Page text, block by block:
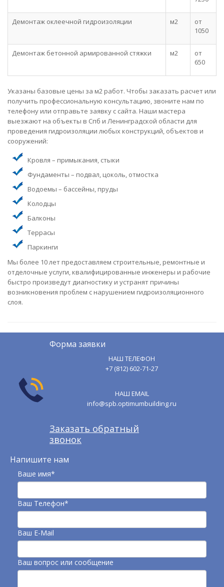
Демонтаж оклеечной гидроизоляции м2
от
1050
Демонтаж бетонной армированной стяжки м2
от
650
Указаны базовые цены за м2 работ. Чтобы заказать расчет или
получить профессиональную консультацию, звоните нам по
телефону или отправьте заявку с сайта. Наши мастера
выезжают на объекты в Спб и Ленинградской области для
проведения гидроизоляции любых конструкций, объектов и
сооружений:
Кровля – примыкания, стыки
Фундаменты – подвал, цоколь, отмостка
Водоемы – бассейны, пруды
Колодцы
Балконы
Террасы
Паркинги
Мы более 10 лет предоставляем строительные, ремонтные и
отделочные услуги, квалифицированные инженеры и рабочие
быстро произведут диагностику и устранят причины
возникновения проблем с нарушением гидроизоляционного
слоя.
Форма заявки
НАШ ТЕЛЕФОН
+7 (812) 602-71-27
НАШ EMAIL
info@spb.optimumbuilding.ru
Заказать обратный
звонок
Напишите нам
Ваше имя*
Ваш Телефон*
Ваш E-Mail
Ваш вопрос или сообщение